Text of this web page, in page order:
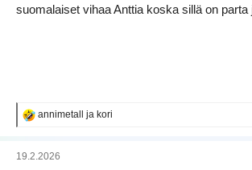
suomalaiset vihaa Anttia koska sillä on
R
k
annimetall ja kori
19.2.2026